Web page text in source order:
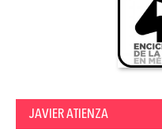
JAVIER ATIENZA